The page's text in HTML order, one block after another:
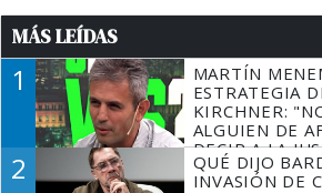
MÁS LEÍDAS
1
MARTÍN
ESTRATEGIA
KIRCHNER:
ALGUIEN DE
DECIR A LA
TIENE QUE
2
QUÉ DIJO
INVASIÓN DE